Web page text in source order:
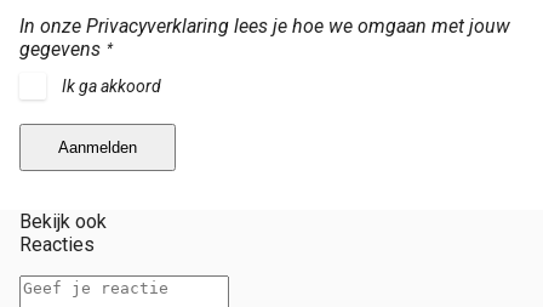
In onze Privacyverklaring lees je hoe we omgaan met jouw
gegevens *
Ik ga akkoord
Aanmelden
Bekijk ook
Reacties